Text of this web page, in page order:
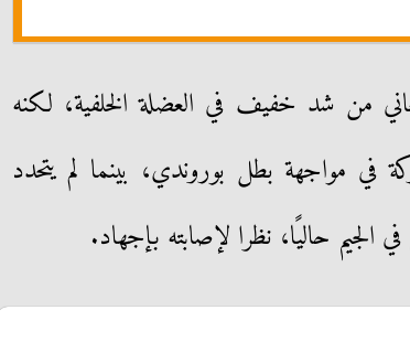
من شد خفيف في العضلة الخلفية، لكنه
في مواجهة بطل بوروندي، بينما لم يتحدد
الجيم حاليًا، نظرا لإصابته بإجهاد.